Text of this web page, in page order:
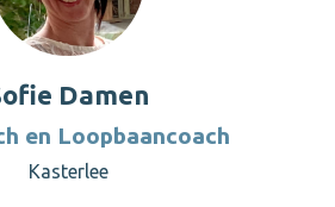
Damen
en Loopbaancoach
Kasterlee